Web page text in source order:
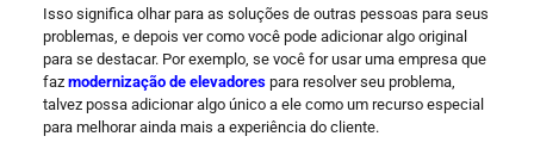
Isso significa olhar para as soluções de outras pessoas para seus
problemas, e depois ver como você pode adicionar algo original
para se destacar. Por exemplo, se você for usar uma empresa que
faz modernização de elevadorespara resolver seu problema,
talvez possa adicionar algo único a ele como um recurso especial
para melhorar ainda mais a experiência do cliente.